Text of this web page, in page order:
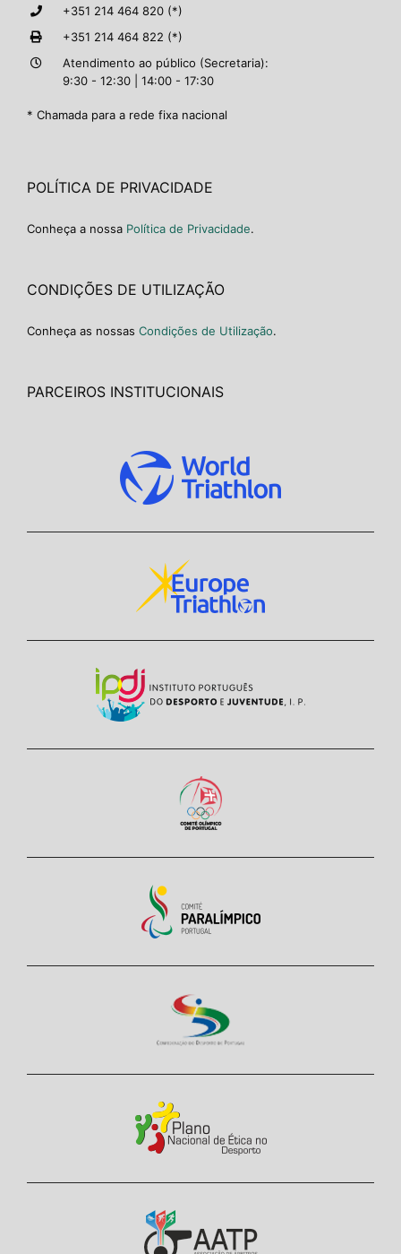
+351 214 464 820 (*)
+351 214 464 822 (*)
Atendimento ao público (Secretaria):
9:30 - 12:30 | 14:00 - 17:30
* Chamada para a rede fixa nacional
POLÍTICA DE PRIVACIDADE
Conheça a nossa Política de Privacidade.
CONDIÇÕES DE UTILIZAÇÃO
Conheça as nossas Condições de Utilização.
PARCEIROS INSTITUCIONAIS